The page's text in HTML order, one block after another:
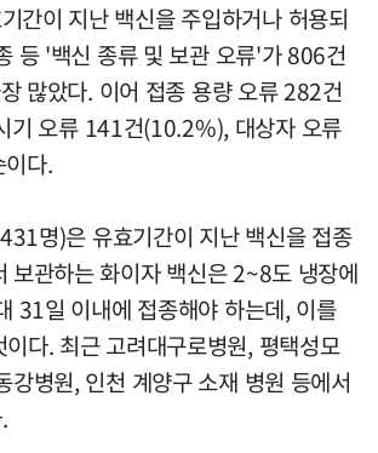
간이 지난 백신을 주입하거나 허용되
등 '백신 종류 및 보관 오류'가 806건
많았다. 이어 접종 용량 오류 282건
기 오류 141건(10.2%), 대상자 오류
다.
명)은 유효기간이 지난 백신을 접종
보관하는 화이자 백신은 2~8도 냉장에
31일 이내에 접종해야 하는데, 이를
다. 최근 고려대구로병원, 평택성모
강병원, 인천 계양구 소재 병원 등에서